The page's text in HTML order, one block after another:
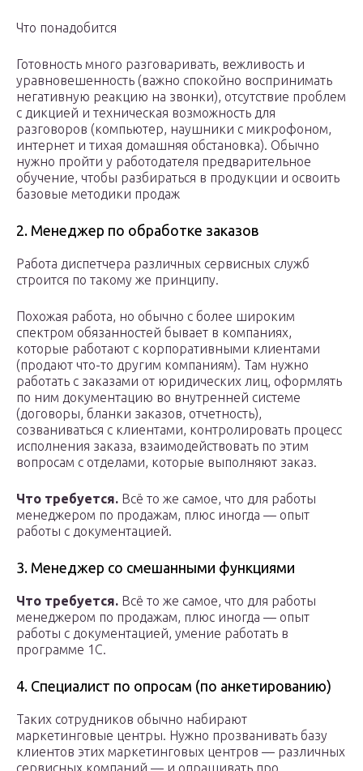
Что понадобится
Готовность много разговаривать, вежливость и
уравновешенность (важно спокойно воспринимать
негативную реакцию на звонки), отсутствие проблем
с дикцией и техническая возможность для
разговоров (компьютер, наушники с микрофоном,
интернет и тихая домашняя обстановка). Обычно
нужно пройти у работодателя предварительное
обучение, чтобы разбираться в продукции и освоить
базовые методики продаж
2. Менеджер по обработке заказов
Работа диспетчера различных сервисных служб
строится по такому же принципу.
Похожая работа, но обычно с более широким
спектром обязанностей бывает в компаниях,
которые работают с корпоративными клиентами
(продают что-то другим компаниям). Там нужно
работать с заказами от юридических лиц, оформлять
по ним документацию во внутренней системе
(договоры, бланки заказов, отчетность),
созваниваться с клиентами, контролировать процесс
исполнения заказа, взаимодействовать по этим
вопросам с отделами, которые выполняют заказ.
Что требуется. Всё то же самое, что для работы
менеджером по продажам, плюс иногда — опыт
работы с документацией.
3. Менеджер со смешанными функциями
Что требуется. Всё то же самое, что для работы
менеджером по продажам, плюс иногда — опыт
работы с документацией, умение работать в
программе 1С.
4. Специалист по опросам (по анкетированию)
Таких сотрудников обычно набирают
маркетинговые центры. Нужно прозванивать базу
клиентов этих маркетинговых центров — различных
сервисных компаний — и опрашивать про